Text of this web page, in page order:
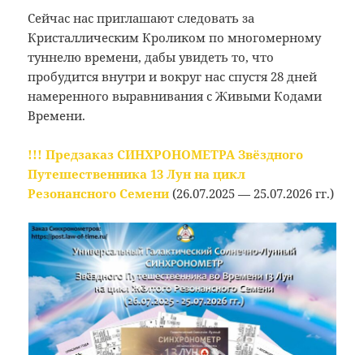
Сейчас нас приглашают следовать за
Кристаллическим Кроликом по многомерному
туннелю времени, дабы увидеть то, что
пробудится внутри и вокруг нас спустя 28 дней
намеренного выравнивания с Живыми Кодами
Времени.
!!! Предзаказ СИНХРОНОМЕТРА Звёздного
Путешественника 13 Лун на цикл
Резонансного Семени (26.07.2025 — 25.07.2026 гг.)